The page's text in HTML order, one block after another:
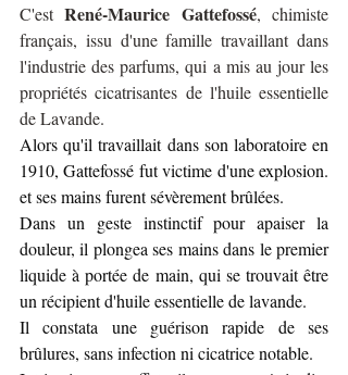
C'est René-Maurice Gattefossé, chimiste
français, issu d'une famille travaillant dans
l'industrie des parfums, qui a mis au jour les
propriétés cicatrisantes de l'huile essentielle
de Lavande.
Alors qu'il travaillait dans son laboratoire en
1910, Gattefossé fut victime d'une explosion.
et ses mains furent sévèrement brûlées.
Dans un geste instinctif pour apaiser la
douleur, il plongea ses mains dans le premier
liquide à portée de main, qui se trouvait être
un récipient d'huile essentielle de lavande.
Il constata une guérison rapide de ses
brûlures, sans infection ni cicatrice notable.